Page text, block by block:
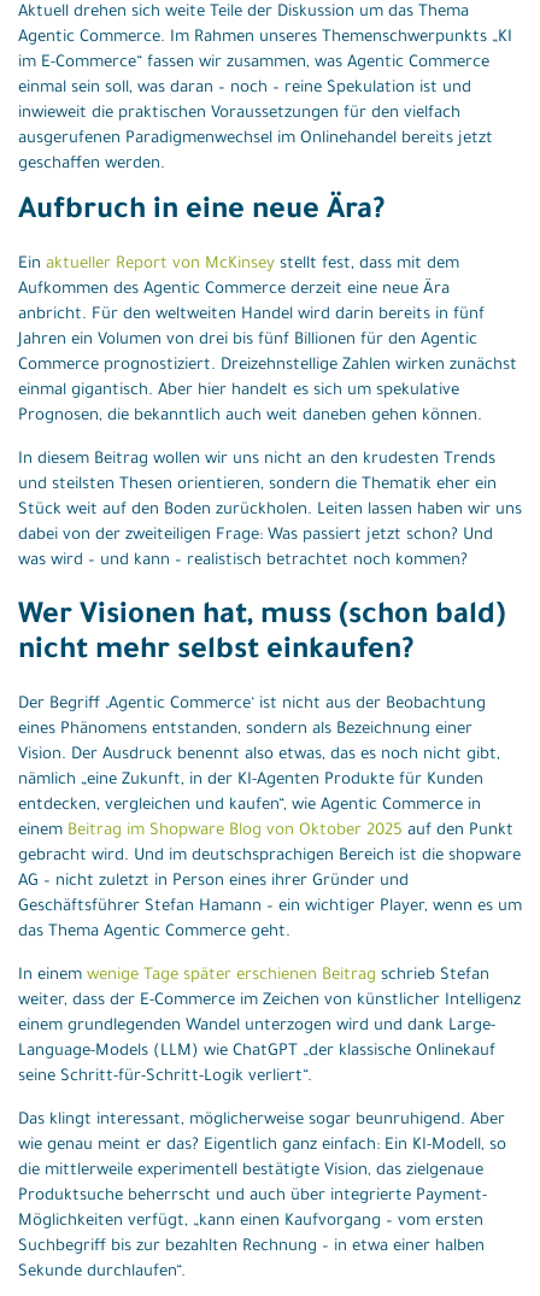
Aktuell drehen sich weite Teile der Diskussion um das Thema
Agentic Commerce. Im Rahmen unseres Themenschwerpunkts „KI
im E-Commerce“ fassen wir zusammen, was Agentic Commerce
einmal sein soll, was daran – noch – reine Spekulation ist und
inwieweit die praktischen Voraussetzungen für den vielfach
ausgerufenen Paradigmenwechsel im Onlinehandel bereits jetzt
geschaffen werden.
Aufbruch in eine neue Ära?
Ein aktueller Report von McKinsey stellt fest, dass mit dem
Aufkommen des Agentic Commerce derzeit eine neue Ära
anbricht. Für den weltweiten Handel wird darin bereits in fünf
Jahren ein Volumen von drei bis fünf Billionen für den Agentic
Commerce prognostiziert. Dreizehnstellige Zahlen wirken zunächst
einmal gigantisch. Aber hier handelt es sich um spekulative
Prognosen, die bekanntlich auch weit daneben gehen können.
In diesem Beitrag wollen wir uns nicht an den krudesten Trends
und steilsten Thesen orientieren, sondern die Thematik eher ein
Stück weit auf den Boden zurückholen. Leiten lassen haben wir uns
dabei von der zweiteiligen Frage: Was passiert jetzt schon? Und
was wird – und kann – realistisch betrachtet noch kommen?
Wer Visionen hat, muss (schon bald)
nicht mehr selbst einkaufen?
Der Begriff ‚Agentic Commerce‘ ist nicht aus der Beobachtung
eines Phänomens entstanden, sondern als Bezeichnung einer
Vision. Der Ausdruck benennt also etwas, das es noch nicht gibt,
nämlich „eine Zukunft, in der KI-Agenten Produkte für Kunden
entdecken, vergleichen und kaufen“, wie Agentic Commerce in
einem Beitrag im Shopware Blog von Oktober 2025 auf den Punkt
gebracht wird. Und im deutschsprachigen Bereich ist die shopware
AG – nicht zuletzt in Person eines ihrer Gründer und
Geschäftsführer Stefan Hamann – ein wichtiger Player, wenn es um
das Thema Agentic Commerce geht.
In einem wenige Tage später erschienen Beitrag schrieb Stefan
weiter, dass der E-Commerce im Zeichen von künstlicher Intelligenz
einem grundlegenden Wandel unterzogen wird und dank Large-
Language-Models (LLM) wie ChatGPT „der klassische Onlinekauf
seine Schritt-für-Schritt-Logik verliert“.
Das klingt interessant, möglicherweise sogar beunruhigend. Aber
wie genau meint er das? Eigentlich ganz einfach: Ein KI-Modell, so
die mittlerweile experimentell bestätigte Vision, das zielgenaue
Produktsuche beherrscht und auch über integrierte Payment-
Möglichkeiten verfügt, „kann einen Kaufvorgang – vom ersten
Suchbegriff bis zur bezahlten Rechnung – in etwa einer halben
Sekunde durchlaufen“.